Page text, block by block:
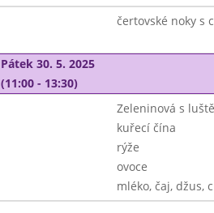
čertovské noky s
Pátek 30. 5. 2025
(11:00 - 13:30)
Zeleninová s
kuřecí čína
rýže
ovoce
mléko, čaj, džus,